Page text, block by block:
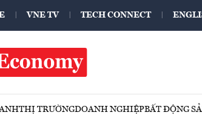
VNE TV TECH CONNECT
THỊ TRƯỜNGDOANH NGHIỆPBẤT ĐỘNG